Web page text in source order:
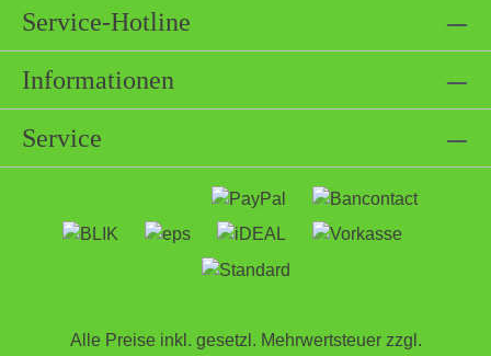
Service-Hotline
Informationen
Service
Alle Preise inkl. gesetzl. Mehrwertsteuer zzgl.